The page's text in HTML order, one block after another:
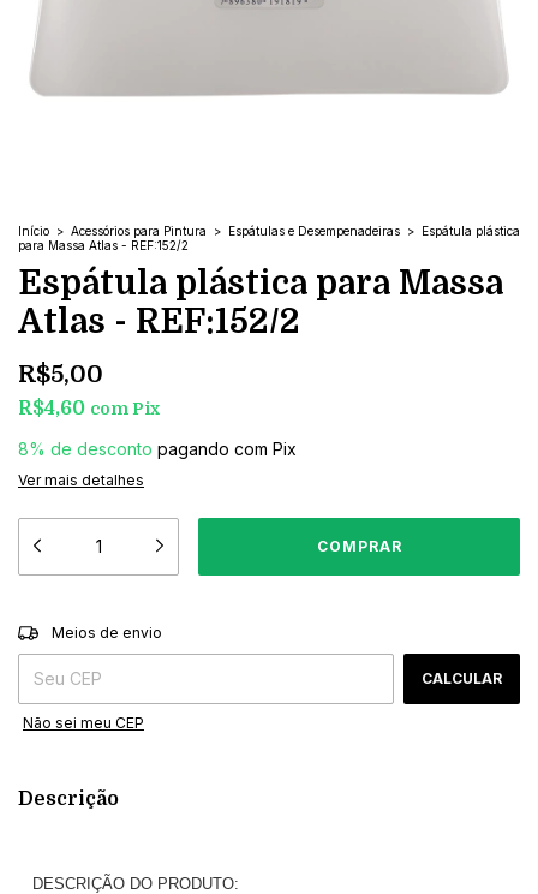
Início > Acessórios para Pintura > Espátulas e Desempenadeiras > Espátula plástica
para Massa Atlas - REF:152/2
Espátula plástica para Massa
Atlas - REF:152/2
R$5,00
R$4,60 com Pix
8% de desconto pagando com Pix
Ver mais detalhes
Entregas para o CEP:
Meios de envio
CALCULAR
Não sei meu CEP
Descrição
DESCRIÇÃO DO PRODUTO: